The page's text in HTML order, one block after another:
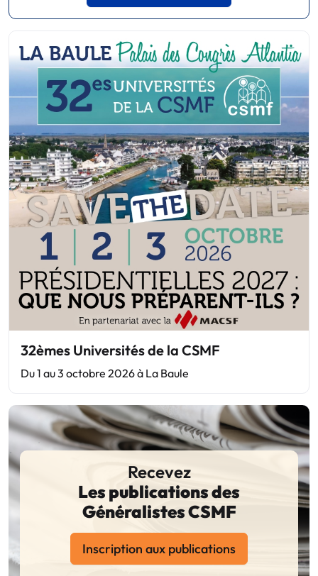
32èmes Universités de la CSMF
Du 1 au 3 octobre 2026 à La Baule
Recevez
Les publications des
Généralistes CSMF
Inscription aux publications